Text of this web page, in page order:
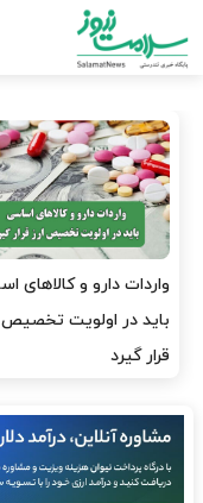
ارز برای دارو نیست، برای
لکسوس هست؟